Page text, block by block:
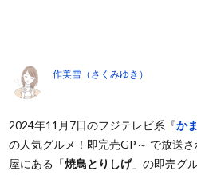
作美雪（さくみゆき）
2024年11月7日のフジテレビ系『か
の人気グルメ！即完売GP～ で放送
屋にある「焼鳥とりしげ」の即売グ